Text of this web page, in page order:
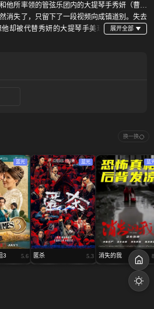
他所率领的管弦乐团内的大提琴手秀妍（曹汝
消失了，只留下了一段视频向成镇道别。失去
却被代替秀妍的大提琴手美珠
换一换
蓝光
3 5.6
蓝光
匿杀 5.3
蓝
消失的我